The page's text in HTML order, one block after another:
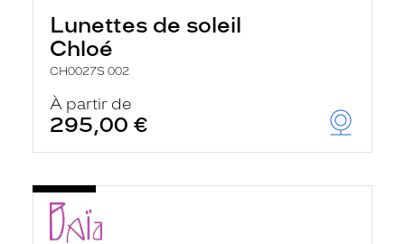
Lunettes de soleil
Chloé
CH0027S 002
À partir de
295,00 €